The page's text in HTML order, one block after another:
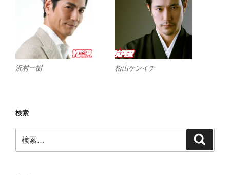
沢村一樹 松山ケンイチ
検索
索: